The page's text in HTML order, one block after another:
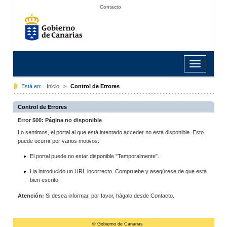
Contacto
Toggle
navigation
Está en: Inicio > Control de Errores
Control de Errores
Error 500: Página no disponible
Lo sentimos, el portal al que está intentado acceder no está disponible. Esto
puede ocurrir por varios motivos:
El portal puede no estar disponible "Temporalmente".
Ha introducido un URL incorrecto. Compruebe y asegúrese de que está
bien escrito.
Atención: Si desea informar, por favor, hágalo desde Contacto.
© Gobierno de Canarias